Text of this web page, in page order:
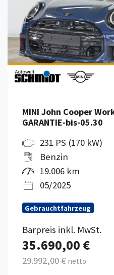
MINI John Cooper
GARANTIE-bis-05.30
231 PS (170 kW)
Benzin
19.006 km
05/2025
Gebrauchtfahrzeug
Barpreis inkl. MwSt.
35.690,00 €
29.992,00 € netto